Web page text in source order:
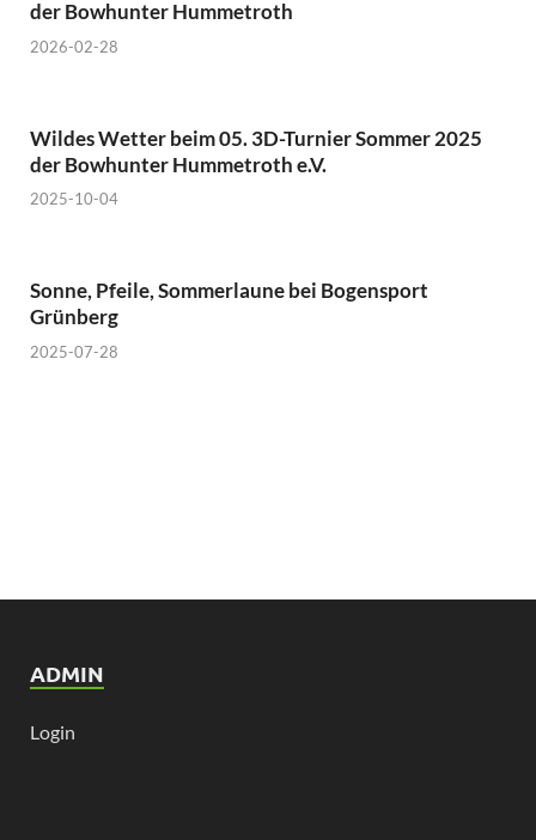
der Bowhunter Hummetroth
2026-02-28
Wildes Wetter beim 05. 3D-Turnier Sommer 2025
der Bowhunter Hummetroth e.V.
2025-10-04
Sonne, Pfeile, Sommerlaune bei Bogensport
Grünberg
2025-07-28
ADMIN
Login